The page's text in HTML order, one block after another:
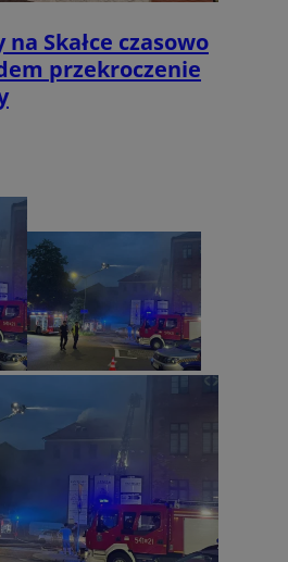
Skałce czasowo
przekroczenie